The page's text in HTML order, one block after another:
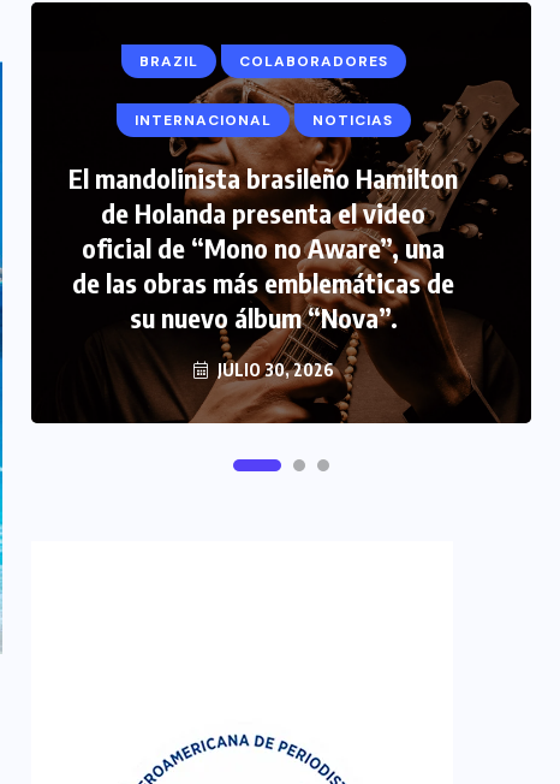
COLABORADORES INTERNACIONAL
NOTICIAS PERIODISMO TURISTICO
FIPETUR se solidariza con
Venezuela
JUNIO 29, 2026